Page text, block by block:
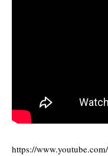
https://